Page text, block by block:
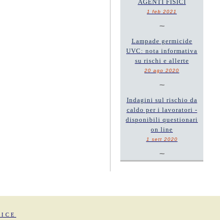
AGENTI FISICI
1 feb 2021
~
Lampade germicide
UVC: nota informativa
su rischi e allerte
20 ago 2020
~
Indagini sul rischio da
caldo per i lavoratori -
disponibili questionari
on line
1 sett 2020
~